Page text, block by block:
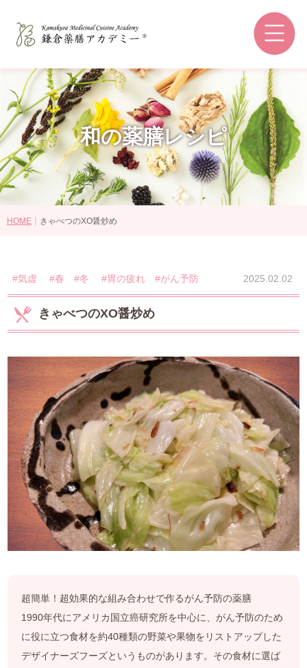
コースの選び方
講師紹介
認定資格・ライセンス認定教室
受講生の感想
中医薬膳営養師コース
プライベートレッスン
1day体験コース
和の薬膳®クラス
山内メソッドセミナー
特別講座
アクセス
よくある質問
お仕事のご依頼
和の薬膳レシピ
HOME | きゃべつのXO醤炒め
#気虚 #春 #冬 #胃の疲れ #がん予防 2025.02.02
きゃべつのXO醤炒め
超簡単！超効果的な組み合わせで作るがん予防の薬膳
1990年代にアメリカ国立癌研究所を中心に、がん予防のため
に役に立つ食材を約40種類の野菜や果物をリストアップした
デザイナーズフーズというものがあります。その食材に選ば